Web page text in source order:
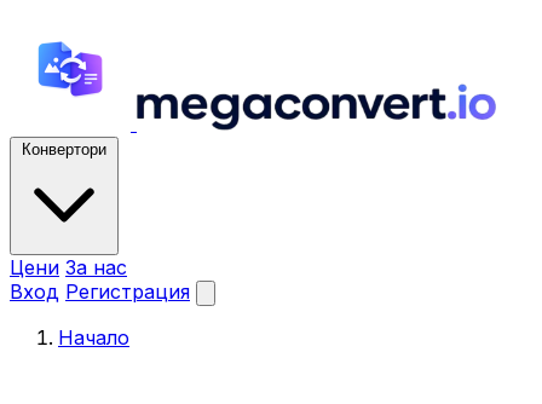
Конвертори
Цени За нас
Вход Регистрация
Начало